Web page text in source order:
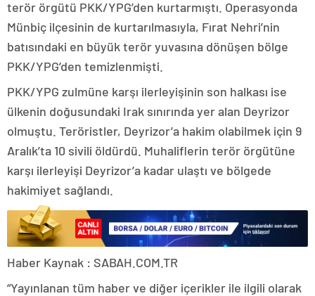
terör örgütü PKK/YPG’den kurtarmıştı. Operasyonda
Münbiç ilçesinin de kurtarılmasıyla, Fırat Nehri’nin
batısındaki en büyük terör yuvasına dönüşen bölge
PKK/YPG’den temizlenmişti.
PKK/YPG zulmüne karşı ilerleyişinin son halkası ise
ülkenin doğusundaki Irak sınırında yer alan Deyrizor
olmuştu. Teröristler, Deyrizor’a hakim olabilmek için 9
Aralık’ta 10 sivili öldürdü. Muhaliflerin terör örgütüne
karşı ilerleyişi Deyrizor’a kadar ulaştı ve bölgede
hakimiyet sağlandı.
Haber Kaynak : SABAH.COM.TR
“Yayınlanan tüm haber ve diğer içerikler ile ilgili olarak